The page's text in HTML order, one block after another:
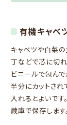
有機キャベ
キャベツや白菜
丁などで芯に切
ビニールで包ん
半分にカットさ
入れるとよいです
蔵庫で保存します